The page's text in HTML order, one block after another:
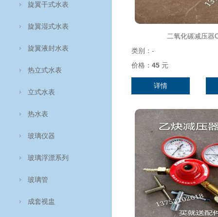
二氧化碳减压器
类别： -
价格： 45 元
详情
旋翼干式水表
旋翼湿式水表
旋翼液封水表
热立式水表
立式水表
热水表
玻璃仪器
玻璃浮漂系列
玻璃管
成套视盅